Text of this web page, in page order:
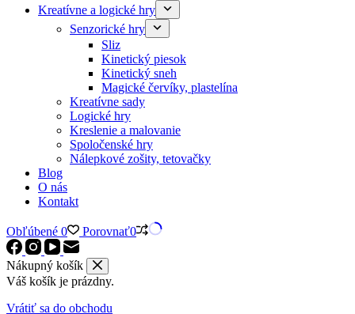
Kreatívne a logické hry
Senzorické hry
Sliz
Kinetický piesok
Kinetický sneh
Magické červíky, plastelína
Kreatívne sady
Logické hry
Kreslenie a malovanie
Spoločenské hry
Nálepkové zošity, tetovačky
Blog
O nás
Kontakt
Obľúbené 0 Porovnať0
Nákupný košík
Váš košík je prázdny.
Vrátiť sa do obchodu